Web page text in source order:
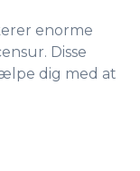
enorme
Disse
dig med at